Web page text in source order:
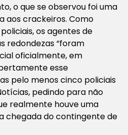
o que se observou foi uma
aos crackeiros. Como
os agentes de
redondezas “foram
oficialmente, em
esse
pelo menos cinco policiais
pedindo para não
realmente houve uma
chegada do contingente de